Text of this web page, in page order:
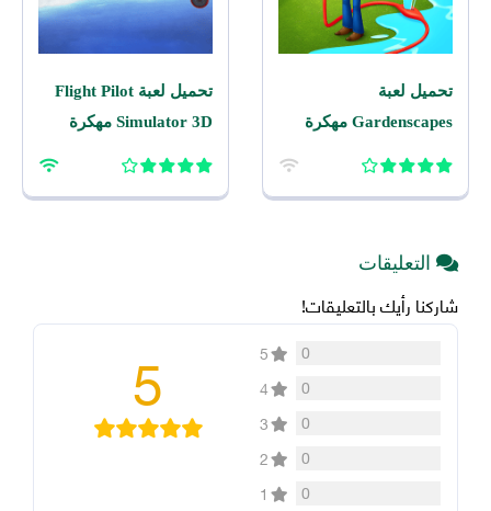
تحميل لعبة
Gardenscapes مهكرة
تحميل لعبة Flight Pilot
Simulator 3D مهكرة
التعليقات
شاركنا رأيك بالتعليقات!
0
5
0
4
0
3
0
2
0
1
5